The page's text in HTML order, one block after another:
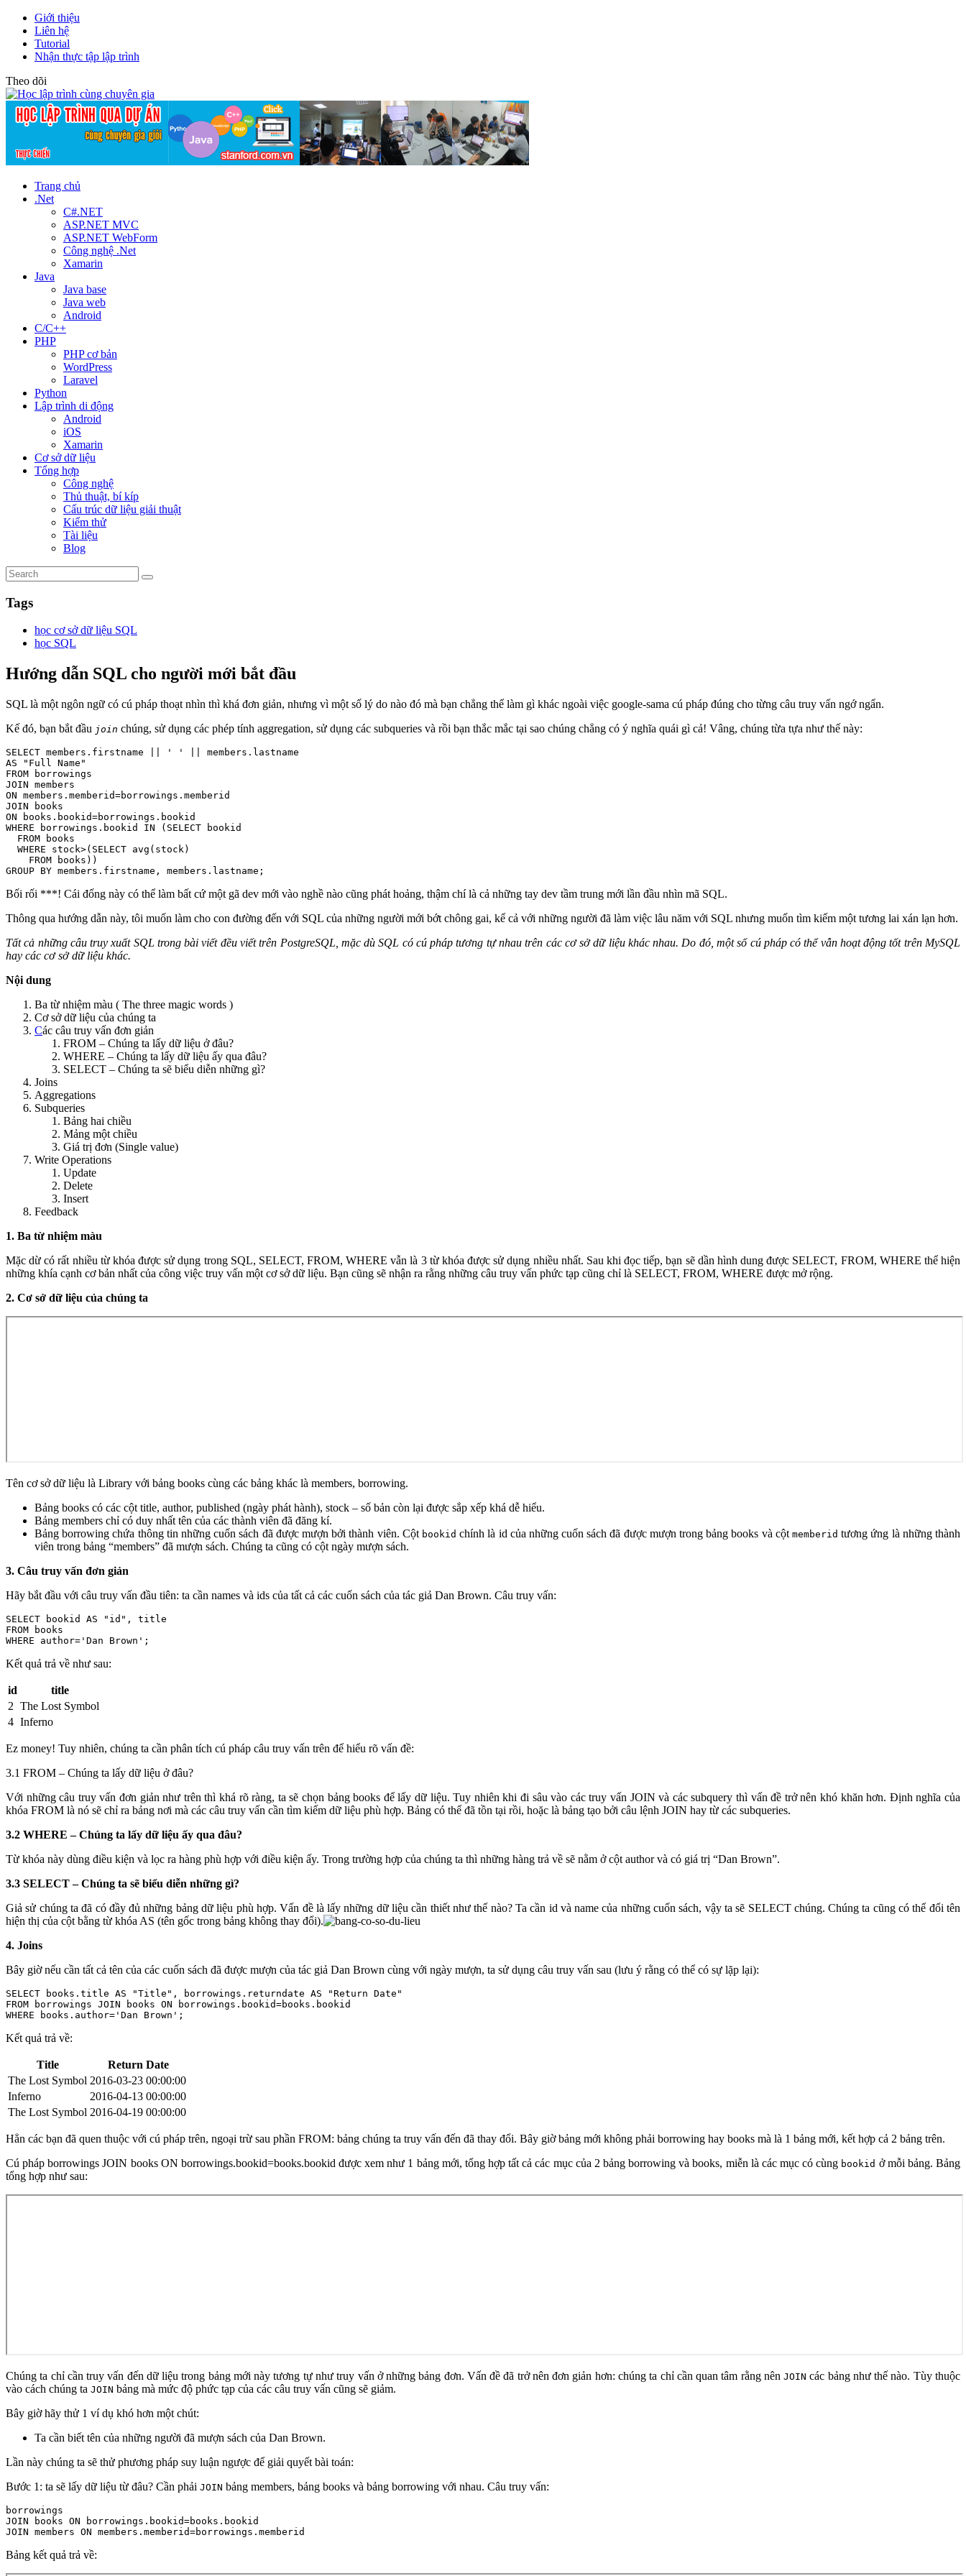
Giới thiệu
Liên hệ
Tutorial
Nhận thực tập lập trình
Theo dõi
Trang chủ
.Net
C#.NET
ASP.NET MVC
ASP.NET WebForm
Công nghệ .Net
Xamarin
Java
Java base
Java web
Android
C/C++
PHP
PHP cơ bản
WordPress
Laravel
Python
Lập trình di động
Android
iOS
Xamarin
Cơ sở dữ liệu
Tổng hợp
Công nghệ
Thủ thuật, bí kíp
Cấu trúc dữ liệu giải thuật
Kiểm thử
Tài liệu
Blog
Tags
học cơ sở dữ liệu SQL
học SQL
Hướng dẫn SQL cho người mới bắt đầu
SQL là một ngôn ngữ có cú pháp thoạt nhìn thì khá đơn giản, nhưng vì một số lý do nào đó mà bạn chẳng thể làm gì khác ngoài việc google-sama cú pháp đúng cho từng câu truy vấn ngớ ngẩn.
Kế đó, bạn bắt đầu join chúng, sử dụng các phép tính aggregation, sử dụng các subqueries và rồi bạn thắc mắc tại sao chúng chẳng có ý nghĩa quái gì cả! Vâng, chúng từa tựa như thế này:
SELECT members.firstname || ' '
AS
"Full Name"
FROM
JOIN
ON
JOIN
ON
WHERE borrowings.bookid IN ( SELECT bookid
FROM books
WHERE stock>( SELECT avg (stock)
FROM
GROUP BY members.firstname, members.lastname;
Bối rối ***! Cái đống này có thể làm bất cứ một gã dev mới vào nghề nào cũng phát hoảng, thậm chí là cả những tay dev tầm trung mới lần đầu nhìn mã SQL.
Thông qua hướng dẫn này, tôi muốn làm cho con đường đến với SQL của những người mới bớt chông gai, kể cả với những người đã làm việc lâu năm với SQL nhưng muốn tìm kiếm một tương lai xán lạn hơn.
Tất cả những câu truy xuất SQL trong bài viết đều viết trên PostgreSQL, mặc dù SQL có cú pháp tương tự nhau trên các cơ sở dữ liệu khác nhau. Do đó, một số cú pháp có thể vẫn hoạt động tốt trên MySQL
hay các cơ sở dữ liệu khác.
Nội dung
Ba từ nhiệm màu ( The three magic words )
Cơ sở dữ liệu của chúng ta
Các câu truy vấn đơn giản
FROM – Chúng ta lấy dữ liệu ở đâu?
WHERE – Chúng ta lấy dữ liệu ấy qua đâu?
SELECT – Chúng ta sẽ biểu diễn những gì?
Joins
Aggregations
Subqueries
Bảng hai chiều
Mảng một chiều
Giá trị đơn (Single value)
Write Operations
Update
Delete
Insert
Feedback
1. Ba từ nhiệm màu
Mặc dừ có rất nhiều từ khóa được sử dụng trong SQL, SELECT, FROM, WHERE vẫn là 3 từ khóa được sử dụng nhiều nhất. Sau khi đọc tiếp, bạn sẽ dần hình dung được SELECT, FROM, WHERE thể hiện
những khía cạnh cơ bản nhất của công việc truy vấn một cơ sở dữ liệu. Bạn cũng sẽ nhận ra rằng những câu truy vấn phức tạp cũng chỉ là SELECT, FROM, WHERE được mở rộng.
2. Cơ sở dữ liệu của chúng ta
Tên cơ sở dữ liệu là Library với bảng books cùng các bảng khác là members, borrowing.
Bảng books có các cột title, author, published (ngày phát hành), stock – số bản còn lại được sắp xếp khá dễ hiểu.
Bảng members chỉ có duy nhất tên của các thành viên đã đăng kí.
Bảng borrowing chứa thông tin những cuốn sách đã được mượn bởi thành viên. Cột bookid chính là id của những cuốn sách đã được mượn trong bảng books và cộtmemberid tương ứng là những thành
viên trong bảng “members” đã mượn sách. Chúng ta cũng có cột ngày mượn sách.
3. Câu truy vấn đơn giản
Hãy bắt đầu với câu truy vấn đầu tiên: ta cần names và ids của tất cả các cuốn sách của tác giả Dan Brown. Câu truy vấn:
SELECT bookid AS "id"
FROM
WHERE author= 'Dan Brown' ;
Kết quả trả về như sau:
id
title
2 The Lost Symbol
4 Inferno
Ez money! Tuy nhiên, chúng ta cần phân tích cú pháp câu truy vấn trên để hiểu rõ vấn đề:
3.1 FROM – Chúng ta lấy dữ liệu ở đâu?
Với những câu truy vấn đơn giản như trên thì khá rõ ràng, ta sẽ chọn bảng books để lấy dữ liệu. Tuy nhiên khi đi sâu vào các truy vấn JOIN và các subquery thì vấn đề trở nên khó khăn hơn. Định nghĩa của
khóa FROM là nó sẽ chỉ ra bảng nơi mà các câu truy vấn cần tìm kiếm dữ liệu phù hợp. Bảng có thể đã tồn tại rồi, hoặc là bảng tạo bởi câu lệnh JOIN hay từ các subqueries.
3.2 WHERE – Chúng ta lấy dữ liệu ấy qua đâu?
Từ khóa này dùng điều kiện và lọc ra hàng phù hợp với điều kiện ấy. Trong trường hợp của chúng ta thì những hàng trả về sẽ nằm ở cột author và có giá trị “Dan Brown”.
3.3 SELECT – Chúng ta sẽ biểu diễn những gì?
Giả sử chúng ta đã có đầy đủ những bảng dữ liệu phù hợp. Vấn đề là lấy những dữ liệu cần thiết như thế nào? Ta cần id và name của những cuốn sách, vậy ta sẽ SELECT chúng. Chúng ta cũng có thể đổi tên
hiện thị của cột bằng từ khóa AS (tên gốc trong bảng không thay đổi).
4. Joins
Bây giờ nếu cần tất cả tên của các cuốn sách đã được mượn của tác giả Dan Brown cùng với ngày mượn, ta sử dụng câu truy vấn sau (lưu ý rằng có thể có sự lặp lại):
SELECT books.title AS "Title" , borrowings.returndate AS
"Return Date"
FROM borrowings JOIN books ON
WHERE books.author= 'Dan Brown' ;
Kết quả trả về:
Title
Return Date
The Lost Symbol 2016-03-23 00:00:00
Inferno
2016-04-13 00:00:00
The Lost Symbol 2016-04-19 00:00:00
Hẳn các bạn đã quen thuộc với cú pháp trên, ngoại trừ sau phần FROM: bảng chúng ta truy vấn đến đã thay đổi. Bây giờ bảng mới không phải borrowing hay books mà là 1 bảng mới, kết hợp cả 2 bảng trên.
Cú pháp borrowings JOIN books ON borrowings.bookid=books.bookid được xem như 1 bảng mới, tổng hợp tất cả các mục của 2 bảng borrowing và books, miễn là các mục có cùng bookid ở mỗi bảng. Bảng
tổng hợp như sau:
Chúng ta chỉ cần truy vấn đến dữ liệu trong bảng mới này tương tự như truy vấn ở những bảng đơn. Vấn đề đã trở nên đơn giản hơn: chúng ta chỉ cần quan tâm rằng nênJOIN các bảng như thế nào. Tùy thuộc
vào cách chúng ta JOIN bảng mà mức độ phức tạp của các câu truy vấn cũng sẽ giảm.
Bây giờ hãy thử 1 ví dụ khó hơn một chút:
Ta cần biết tên của những người đã mượn sách của Dan Brown.
Lần này chúng ta sẽ thử phương pháp suy luận ngược để giải quyết bài toán:
Bước 1: ta sẽ lấy dữ liệu từ đâu? Cần phải JOIN bảng members, bảng books và bảng borrowing với nhau. Câu truy vấn:
borrowings
JOIN books ON borrowings.bookid=books.bookid
JOIN members ON members.memberid=borrowings.memberid
Bảng kết quả trả về: